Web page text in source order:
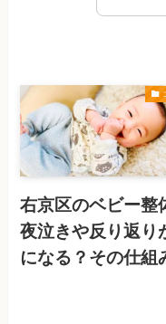
右京区のベビー整
夜泣きや反り返り
になる？その仕組